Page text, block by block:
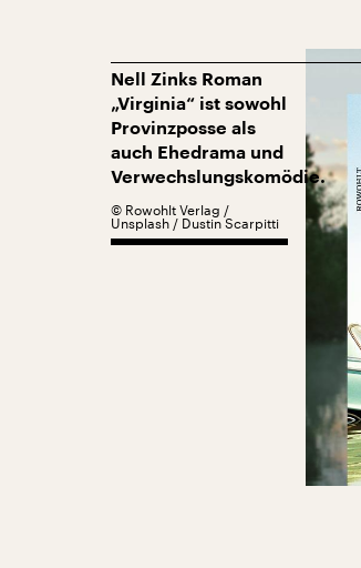
Nell Zinks Roman
„Virginia“ ist sowohl
Provinzposse als
auch Ehedrama und
Verwechslungskomödie.
© Rowohlt Verlag /
Unsplash / Dustin Scarpitti